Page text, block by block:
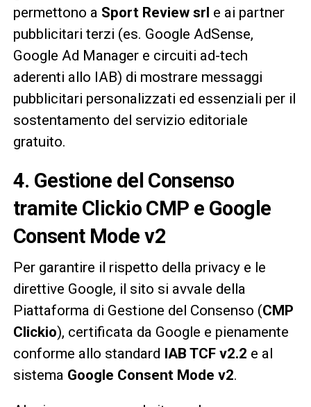
permettono a Sport Review srl e ai partner
pubblicitari terzi (es. Google AdSense,
Google Ad Manager e circuiti ad-tech
aderenti allo IAB) di mostrare messaggi
pubblicitari personalizzati ed essenziali per il
sostentamento del servizio editoriale
gratuito.
4. Gestione del Consenso
tramite Clickio CMP e Google
Consent Mode v2
Per garantire il rispetto della privacy e le
direttive Google, il sito si avvale della
Piattaforma di Gestione del Consenso (CMP
Clickio), certificata da Google e pienamente
conforme allo standard IAB TCF v2.2 e al
sistema Google Consent Mode v2.